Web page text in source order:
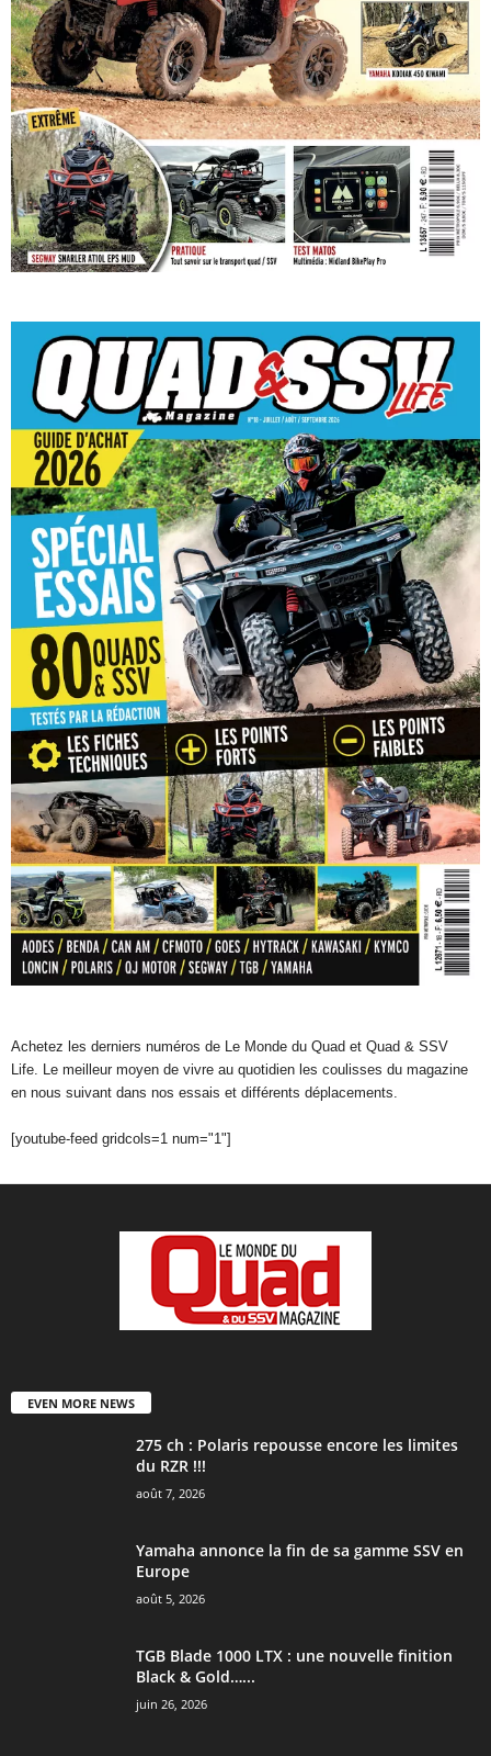
Achetez les derniers numéros de Le Monde du Quad et Quad & SSV
Life. Le meilleur moyen de vivre au quotidien les coulisses du magazine
en nous suivant dans nos essais et différents déplacements.
[youtube-feed gridcols=1 num="1"]
EVEN MORE NEWS
275 ch : Polaris repousse encore les limites
du RZR !!!
août 7, 2026
Yamaha annonce la fin de sa gamme SSV en
Europe
août 5, 2026
TGB Blade 1000 LTX : une nouvelle finition
Black & Gold…...
juin 26, 2026